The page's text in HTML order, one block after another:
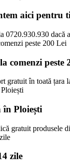
aici pentru
0720.930.930 dacă
comenzi peste
gratuit în toată țara
Ploiești
gratuit produsele
zile